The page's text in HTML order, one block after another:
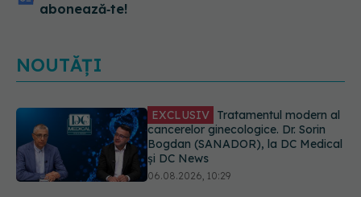
abonează‑te!
NOUTĂȚI
Pepenele roșu sau cel galben: care
crește glicemia mai repede.
Răspunsul unui medic diabetolog
06.08.2026, 09:36